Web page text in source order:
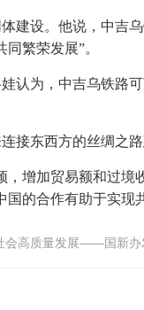
建设。他说，中吉
繁荣发展”。
认为，中吉乌铁路
接东西方的丝绸之
，增加贸易额和过
的合作有助于实现
会高质量发展——国新办